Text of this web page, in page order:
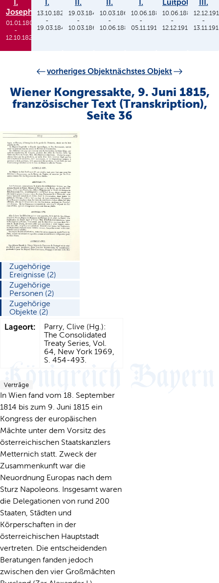
I.
Joseph
01.01.1806
-
12.10.1825
I.
13.10.1825
-
19.03.1848
II.
19.03.1848
-
10.03.1864
II.
10.03.1864
-
10.06.1886
I.
10.06.1886
-
05.11.1913
Luitpold
10.06.1886
-
12.12.1912
III.
-
vorheriges Objektnächstes Objekt
Wiener Kongressakte, 9. Juni 1815,
französischer Text (Transkription),
Seite 36
Zugehörige
Ereignisse (2)
Zugehörige
Personen (2)
Zugehörige
Objekte (2)
Lageort:
Parry, Clive (Hg.):
The Consolidated
Treaty Series, Vol.
64, New York 1969,
S. 454-493.
Verträge
In Wien fand vom 18. September
1814 bis zum 9. Juni 1815 ein
Kongress der europäischen
Mächte unter dem Vorsitz des
österreichischen Staatskanzlers
Metternich statt. Zweck der
Zusammenkunft war die
Neuordnung Europas nach dem
Sturz Napoleons. Insgesamt waren
die Delegationen von rund 200
Staaten, Städten und
Körperschaften in der
österreichischen Hauptstadt
vertreten. Die entscheidenden
Beratungen fanden jedoch
zwischen den vier Großmächten